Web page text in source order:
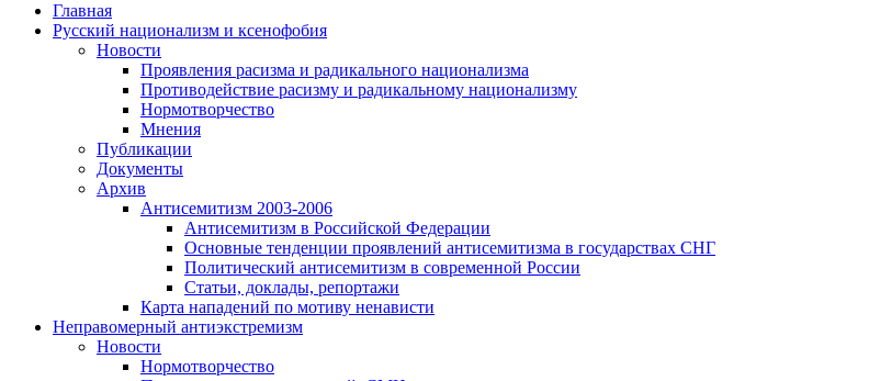
Главная
Русский национализм и ксенофобия
Новости
Проявления расизма и радикального национализма
Противодействие расизму и радикальному национализму
Нормотворчество
Мнения
Публикации
Документы
Архив
Антисемитизм 2003-2006
Антисемитизм в Российской Федерации
Основные тенденции проявлений антисемитизма в государствах СНГ
Политический антисемитизм в современной России
Статьи, доклады, репортажи
Карта нападений по мотиву ненависти
Неправомерный антиэкстремизм
Новости
Нормотворчество